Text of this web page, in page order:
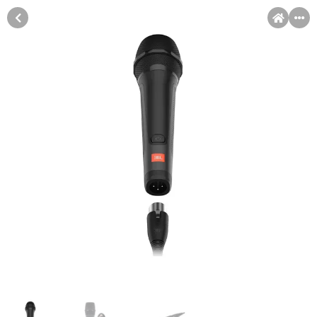
Pomoć pri kupovini
Kupovina na rate